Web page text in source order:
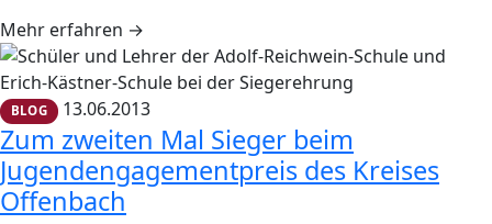
Mehr erfahren →
BLOG 13.06.2013
Zum zweiten Mal Sieger beim
Jugendengagementpreis des Kreises
Offenbach